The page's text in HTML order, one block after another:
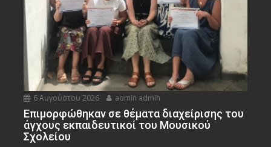
6 Αυγούστου 2026 admin admin
Eπιμορφώθηκαν σε θέματα διαχείρισης του
άγχους εκπαιδευτικοί του Μουσικού
Σχολείου